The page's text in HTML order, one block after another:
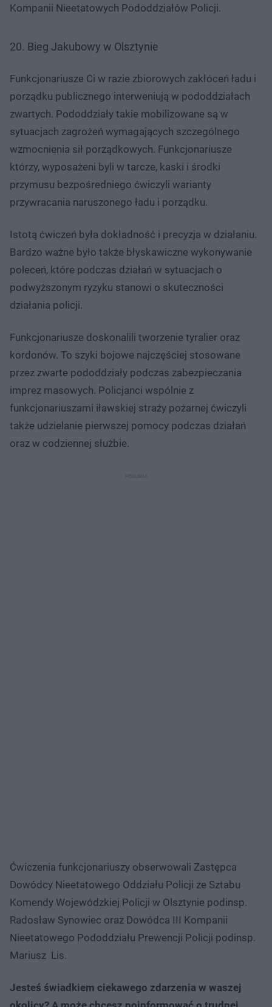
Kompanii Nieetatowych Pododdziałów Policji.
20. Bieg Jakubowy w Olsztynie
Funkcjonariusze Ci w razie zbiorowych zakłóceń ładu i
porządku publicznego interweniują w pododdziałach
zwartych. Pododdziały takie mobilizowane są w
sytuacjach zagrożeń wymagających szczególnego
wzmocnienia sił porządkowych. Funkcjonariusze
którzy, wyposażeni byli w tarcze, kaski i środki
przymusu bezpośredniego ćwiczyli warianty
przywracania naruszonego ładu i porządku.
Istotą ćwiczeń była dokładność i precyzja w działaniu.
Bardzo ważne było także błyskawiczne wykonywanie
poleceń, które podczas działań w sytuacjach o
podwyższonym ryzyku stanowi o skuteczności
działania policji.
Funkcjonariusze doskonalili tworzenie tyralier oraz
kordonów. To szyki bojowe najczęściej stosowane
przez zwarte pododdziały podczas zabezpieczania
imprez masowych. Policjanci wspólnie z
funkcjonariuszami iławskiej straży pożarnej ćwiczyli
także udzielanie pierwszej pomocy podczas działań
oraz w codziennej służbie.
Ćwiczenia funkcjonariuszy obserwowali Zastępca
Dowódcy Nieetatowego Oddziału Policji ze Sztabu
Komendy Wojewódzkiej Policji w Olsztynie podinsp.
Radosław Synowiec oraz Dowódca III Kompanii
Nieetatowego Pododdziału Prewencji Policji podinsp.
Mariusz Lis.
Jesteś świadkiem ciekawego zdarzenia w waszej